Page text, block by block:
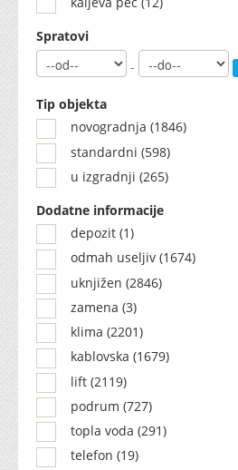
Spratovi
-
Tip objekta
novogradnja (1846)
standardni (598)
u izgradnji (265)
Dodatne informacije
depozit (1)
odmah useljiv (1674)
uknjižen (2846)
zamena (3)
klima (2201)
kablovska (1679)
lift (2119)
podrum (727)
topla voda (291)
telefon (19)